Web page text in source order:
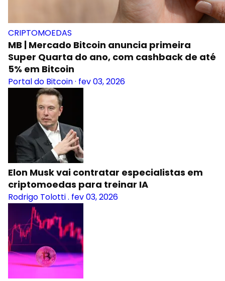
CRIPTOMOEDAS
MB | Mercado Bitcoin anuncia primeira
Super Quarta do ano, com cashback de até
5% em Bitcoin
Portal do Bitcoin· fev 03, 2026
Elon Musk vai contratar especialistas em
criptomoedas para treinar IA
Rodrigo Tolotti. fev 03, 2026